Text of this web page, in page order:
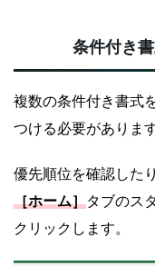
条件付き
複数の条件付き書式
つける必要があります
優先順位を確認した
［ホーム］タブのス
クリックします。